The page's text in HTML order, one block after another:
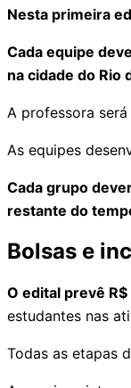
Nesta primeira
Cada equipe
na cidade do Rio
A professora
As equipes
Cada grupo
restante do
Bolsas e
O edital prevê
estudantes nas
Todas as etapas